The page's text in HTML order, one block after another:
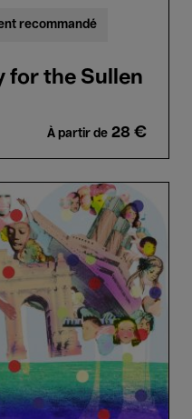
recommandé
for the Sullen
À partir de 28 €